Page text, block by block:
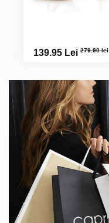
139.95 Lei279.90 lei